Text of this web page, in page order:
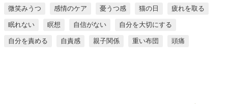
微笑みうつ 感情のケア 憂うつ感 猫の日 疲れを取る
眠れない 瞑想 自信がない 自分を大切にする
自分を責める 自責感 親子関係 重い布団 頭痛